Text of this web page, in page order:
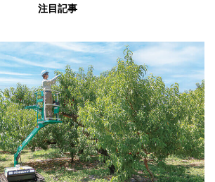
注目記事